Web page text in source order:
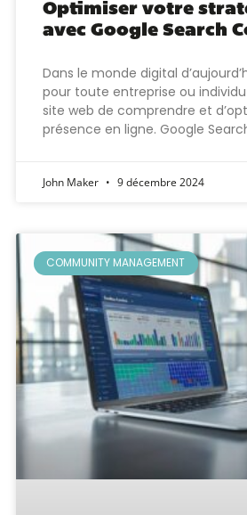
Optimiser votre
avec Google Search
Dans le monde digital
pour toute entreprise ou
site web de comprendre et
présence en ligne. Google
John Maker 9 décembre 2024
COMMUNITY MANAGEMENT